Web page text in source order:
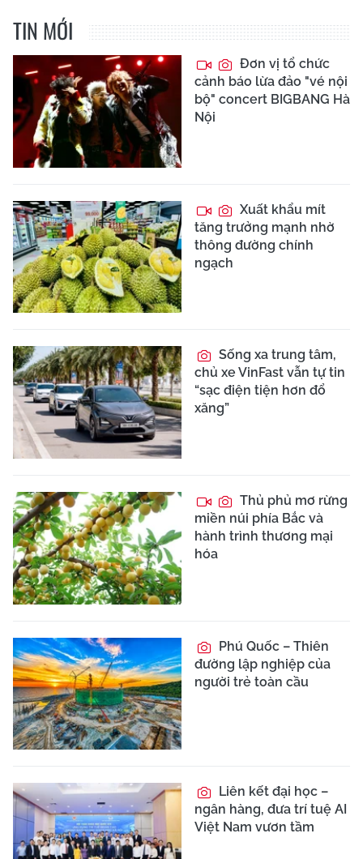
TIN MỚI
Đơn vị tổ chức
cảnh báo lừa đảo "vé nội
bộ" concert BIGBANG Hà
Nội
Xuất khẩu mít
tăng trưởng mạnh nhờ
thông đường chính
ngạch
Sống xa trung tâm,
chủ xe VinFast vẫn tự tin
“sạc điện tiện hơn đổ
xăng”
Thủ phủ mơ rừng
miền núi phía Bắc và
hành trình thương mại
hóa
Phú Quốc – Thiên
đường lập nghiệp của
người trẻ toàn cầu
Liên kết đại học –
ngân hàng, đưa trí tuệ AI
Việt Nam vươn tầm